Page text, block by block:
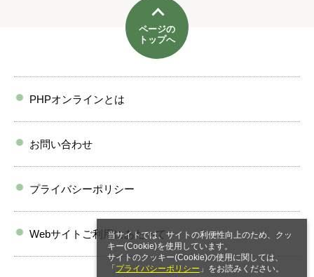
当サイトでは、サイトの利便性向上のため、クッ
キー(Cookie)を使用しています。
サイトのクッキー(Cookie)の使用に関しては、
「 プライバシーポリシー 」をお読みください。
ページの
トップへ
PHPオンラインとは
お問い合わせ
プライバシーポリシー
Webサイトご利用にあたって